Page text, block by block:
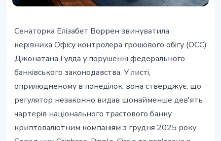
Воррен до OCC: дев'ять чартерів
для Coinbase, Ripple та Circle
порушують закон
19 травня 2026 р.3 хв читання
Наталія Дорофєєва
Сенаторка Елізабет Воррен звинуватила
керівника Офісу контролера грошового обігу (OCC)
Джонатана Гулда у порушенні федерального
банківського законодавства. У листі,
оприлюдненому в понеділок, вона стверджує, що
регулятор незаконно видав щонайменше дев'ять
чартерів національного трастового банку
криптовалютним компаніям з грудня 2025 року.